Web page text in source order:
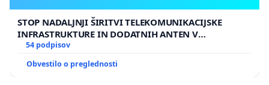
STOP NADALJNJI ŠIRITVI TELEKOMUNIKACIJSKE
INFRASTRUKTURE IN DODATNIH ANTEN V
GRADIŠČAKU
54 podpisov
Obvestilo o preglednosti